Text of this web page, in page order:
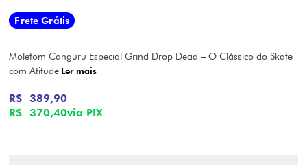
Frete Grátis
Moletom Canguru Especial Grind Drop Dead – O Clássico do Skate
com Atitude Ler mais
R$ 370,40via PIX
R$ 389,90